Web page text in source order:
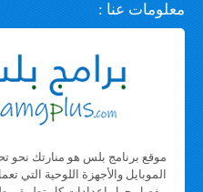
معلومات عنا :
موقع برنامج بلس هو منارتك نحو